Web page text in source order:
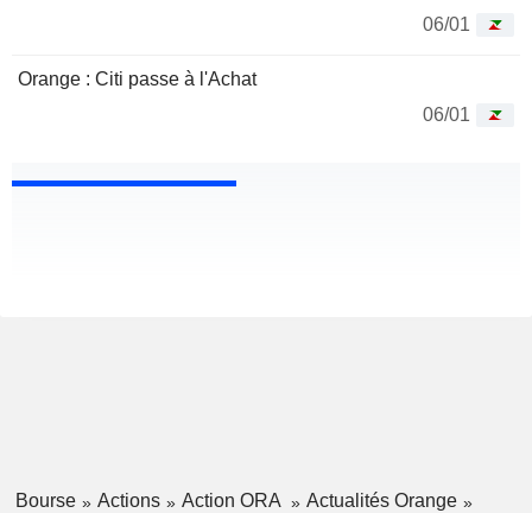
06/01
Orange : Citi passe à l'Achat
06/01
Bourse Actions Action ORA
Actualités Orange